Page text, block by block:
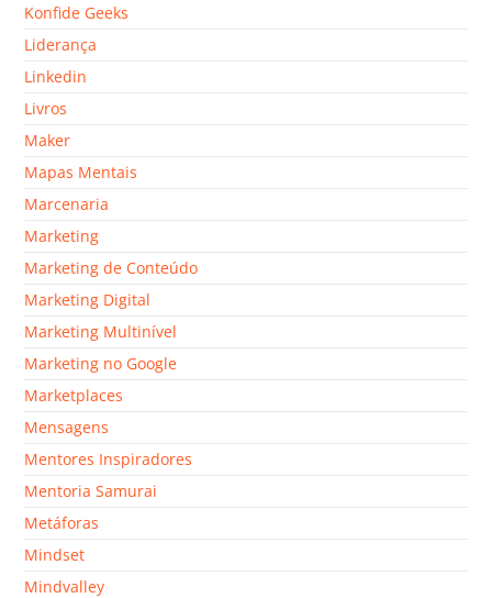
Konfide Geeks
Liderança
Linkedin
Livros
Maker
Mapas Mentais
Marcenaria
Marketing
Marketing de Conteúdo
Marketing Digital
Marketing Multinível
Marketing no Google
Marketplaces
Mensagens
Mentores Inspiradores
Mentoria Samurai
Metáforas
Mindset
Mindvalley